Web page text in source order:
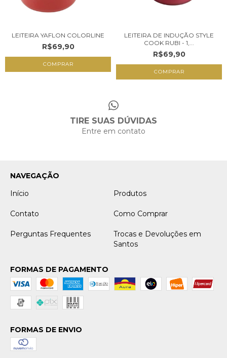
LEITEIRA YAFLON COLORLINE
R$69,90
COMPRAR
LEITEIRA DE INDUÇÃO STYLE
COOK RUBI - 1,...
R$69,90
TIRE SUAS DÚVIDAS
Entre em contato
NAVEGAÇÃO
Início
Produtos
Contato Como Comprar
Perguntas Frequentes
Trocas e Devoluções em
Santos
FORMAS DE PAGAMENTO
FORMAS DE ENVIO